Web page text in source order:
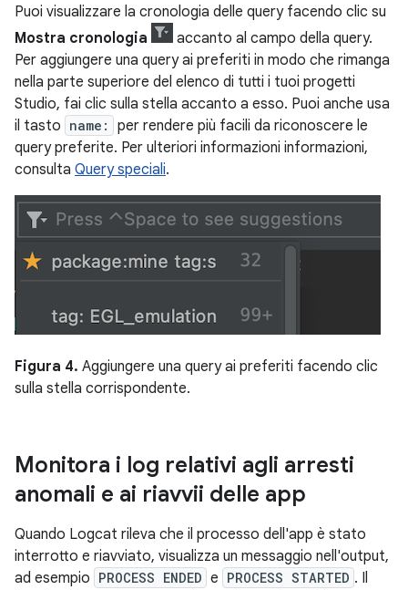
Puoi visualizzare la cronologia delle query facendo clic su
Mostra cronologia
accanto al campo della query.
Per aggiungere una query ai preferiti in modo che rimanga
nella parte superiore del elenco di tutti i tuoi progetti
Studio, fai clic sulla stella accanto a esso. Puoi anche usa
il tasto name:
per rendere più facili da riconoscere le
query preferite. Per ulteriori informazioni informazioni,
consulta Query speciali.
Figura 4. Aggiungere una query ai preferiti facendo clic
sulla stella corrispondente.
Monitora i log relativi agli arresti
anomali e ai riavvii delle app
Quando Logcat rileva che il processo dell'app è stato
interrotto e riavviato, visualizza un messaggio nell'output,
ad esempio PROCESS ENDED e PROCESS STARTED . Il